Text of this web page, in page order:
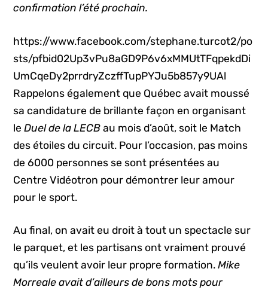
confirmation l’été prochain.
https://www.facebook.com/stephane.turcot2/po
sts/pfbid02Up3vPu8aGD9P6v6xMMUtTFqpekdDi
UmCqeDy2prrdryZczffTupPYJu5b857y9UAl
Rappelons également que Québec avait moussé
sa candidature de brillante façon en organisant
leDuel de la LECB au mois d’août, soit le Match
des étoiles du circuit. Pour l’occasion, pas moins
de 6000 personnes se sont présentées au
Centre Vidéotron pour démontrer leur amour
pour le sport.
Au final, on avait eu droit à tout un spectacle sur
le parquet, et les partisans ont vraiment prouvé
qu’ils veulent avoir leur propre formation.Mike
Morreale avait d’ailleurs de bons mots pour